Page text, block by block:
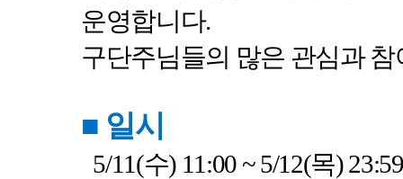
운영합니다.
구단주님들의 많은 관심과
■ 일시
5/11(수) 11:00 ~ 5/12(목) 23:59